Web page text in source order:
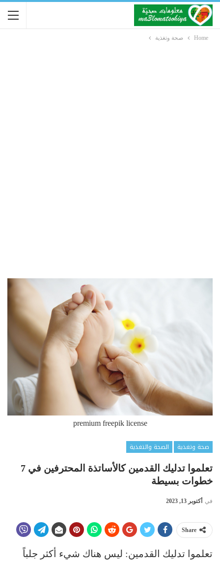
Home صحة وتغذية
premium freepik license
صحة وتغذية
الصحة والتغذية
تعلموا تدليك القدمين كالأساتذة المحترفين في 7
خطوات بسيطة
في أكتوبر 13, 2023
Share
تعلموا تدليك القدمين: ليس هناك شيء أكثر جلباً